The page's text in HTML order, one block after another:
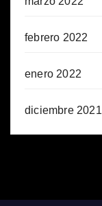
febrero 2022
enero 2022
diciembre 2021